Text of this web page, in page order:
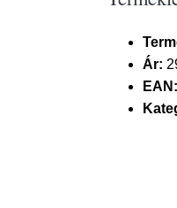
Ár:
EAN: